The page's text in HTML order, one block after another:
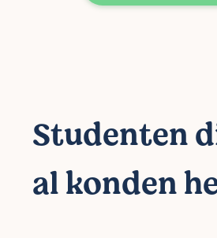
Studenten
al konden